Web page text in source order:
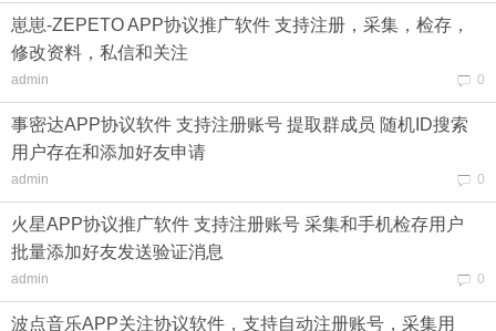
0
崽崽-ZEPETO APP协议推广软件 支持注册，采集，检存，
修改资料，私信和关注
admin
0
事密达APP协议软件 支持注册账号 提取群成员 随机ID搜索
用户存在和添加好友申请
admin
0
火星APP协议推广软件 支持注册账号 采集和手机检存用户
批量添加好友发送验证消息
admin
波点音乐APP关注协议软件，支持自动注册账号，采集用